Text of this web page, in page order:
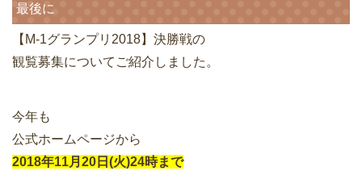
最後に
【M-1グランプリ2018】決勝戦の
観覧募集についてご紹介しました。
今年も
公式ホームページから
2018年11月20日(火)24時まで